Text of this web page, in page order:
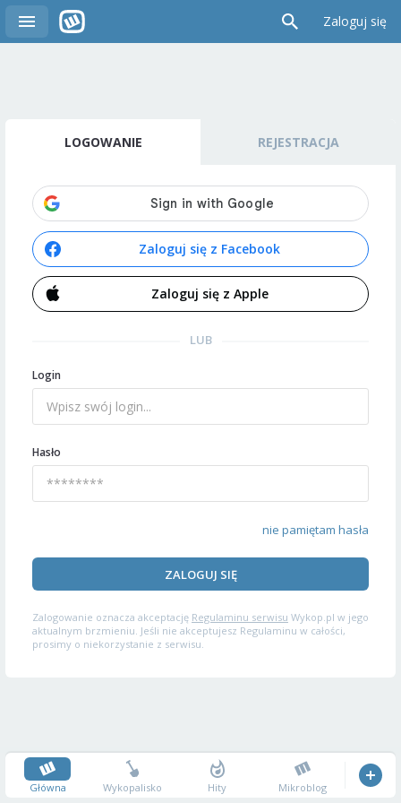
Zaloguj się
LOGOWANIE REJESTRACJA
Zaloguj się z Facebook
Zaloguj się z Apple
LUB
Login
Hasło
nie pamiętam hasła
ZALOGUJ SIĘ
Zalogowanie oznacza akceptację Regulaminu serwisu Wykop.pl w jego
aktualnym brzmieniu. Jeśli nie akceptujesz Regulaminu w całości,
prosimy o niekorzystanie z serwisu.
Główna Wykopalisko Hity Mikroblog